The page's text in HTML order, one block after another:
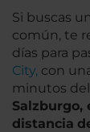
Si buscas
común, te
días para
City, con
minutos
Salzburgo,
distancia